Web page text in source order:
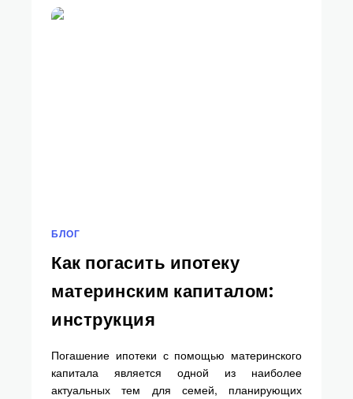
БЛОГ
Как погасить ипотеку
материнским капиталом:
инструкция
Погашение ипотеки с помощью материнского
капитала является одной из наиболее
актуальных тем для семей, планирующих